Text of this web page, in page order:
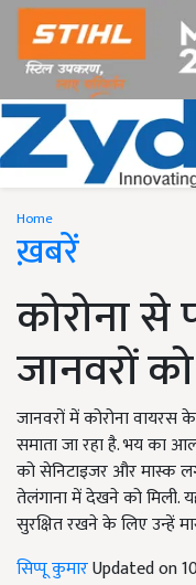
Home
ख़बरें
कोरोना
जानवरों
जानवरों में कोरोना
समाता जा रहा है. भय का
को सेनिटाइजर और मास्क
तेलंगाना में देखने को
सुरक्षित रखने के लिए उन्हें
सिप्पू कुमारUpdated on